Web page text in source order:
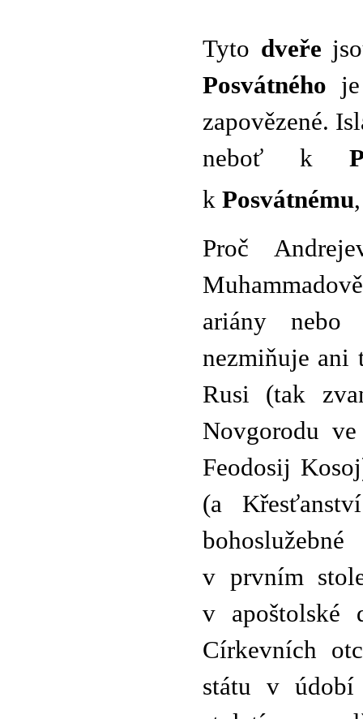
Tyto dveře
Posvátného
zapovězené.
neboť k
k Posvátnému
Proč
ariány nebo
nezmiňuje ani
Rusi (tak
Novgorodu
Feodosij
(a
v prvním
v apoštolské
Církevních
státu v